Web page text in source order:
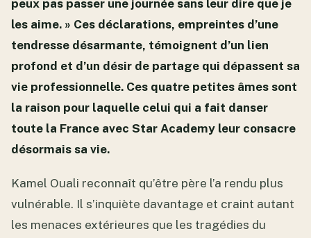
peux pas passer une journée sans leur dire que je
les aime. » Ces déclarations, empreintes d’une
tendresse désarmante, témoignent d’un lien
profond et d’un désir de partage qui dépassent sa
vie professionnelle. Ces quatre petites âmes sont
la raison pour laquelle celui qui a fait danser
toute la France avec Star Academy leur consacre
désormais sa vie.
Kamel Ouali reconnaît qu’être père l’a rendu plus
vulnérable. Il s’inquiète davantage et craint autant
les menaces extérieures que les tragédies du